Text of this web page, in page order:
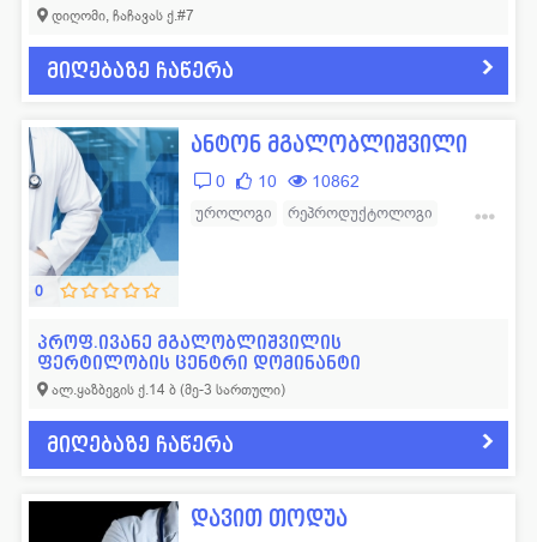
დიღომი, ჩაჩავას ქ.#7
მიღებაზე ჩაწერა
0
ანტონ მგალობლიშვილი
0 10 10862
უროლოგი
რეპროდუქტოლოგი
პროფ.ივანე მგალობლიშვილის
ფერტილობის ცენტრი დომინანტი
ალ.ყაზბეგის ქ.14 ბ (მე-3 სართული)
მიღებაზე ჩაწერა
დავით თოდუა